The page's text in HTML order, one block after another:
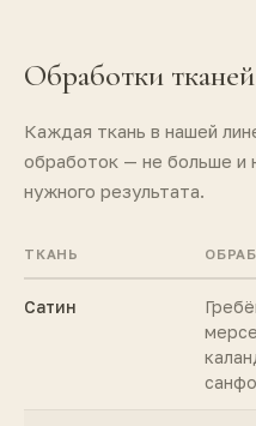
Обработки
Каждая ткань в нашей
обработок — не больше и
нужного результата.
ТКАНЬ
Сатин